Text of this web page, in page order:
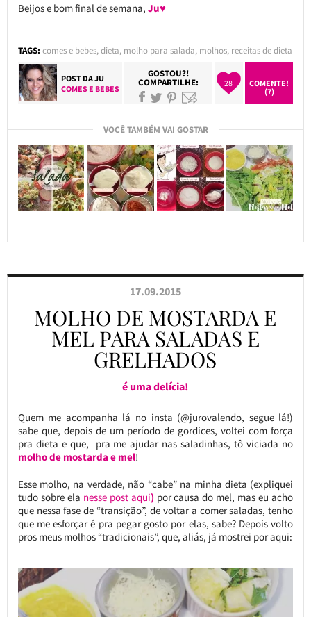
Beijos e bom final de semana, Ju♥
TAGS: comes e bebes,dieta, molho para salada, molhos, receitas de dieta
POST DAJU
COMES E BEBES
GOSTOU?!
COMPARTILHE: 28
COMENTE!
(7)
VOCÊ TAMBÉM VAI GOSTAR
17.09.2015
MOLHO DE MOSTARDA E
MEL PARA SALADAS E
GRELHADOS
é uma delícia!
Quem me acompanha lá no insta (@jurovalendo, segue lá!)
sabe que, depois de um período de gordices, voltei com força
pra dieta e que, pra me ajudar nas saladinhas, tô viciada no
molho de mostarda e mel!
Esse molho, na verdade, não “cabe” na minha dieta (expliquei
tudo sobre ela nesse post aqui) por causa do mel, mas eu acho
que nessa fase de “transição”, de voltar a comer saladas, tenho
que me esforçar é pra pegar gosto por elas, sabe? Depois volto
pros meus molhos “tradicionais”, que, aliás, já mostrei por aqui: